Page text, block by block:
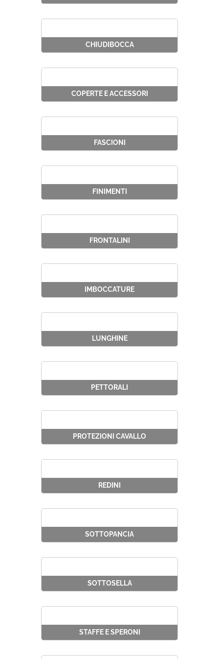
CHIUDIBOCCA
COPERTE E ACCESSORI
FASCIONI
FINIMENTI
FRONTALINI
IMBOCCATURE
LUNGHINE
PETTORALI
PROTEZIONI CAVALLO
REDINI
SOTTOPANCIA
SOTTOSELLA
STAFFE E SPERONI